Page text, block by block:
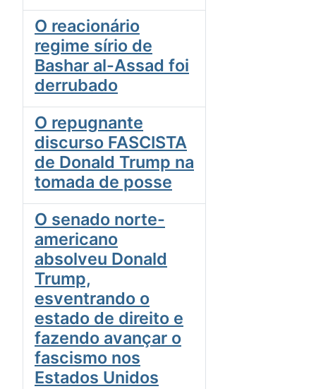
O reacionário
regime sírio de
Bashar al-Assad foi
derrubado
O repugnante
discurso FASCISTA
de Donald Trump na
tomada de posse
O senado norte-
americano
absolveu Donald
Trump,
esventrando o
estado de direito e
fazendo avançar o
fascismo nos
Estados Unidos